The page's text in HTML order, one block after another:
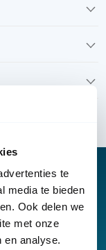
te
media te bieden
Ook delen we
met onze
en analyse.